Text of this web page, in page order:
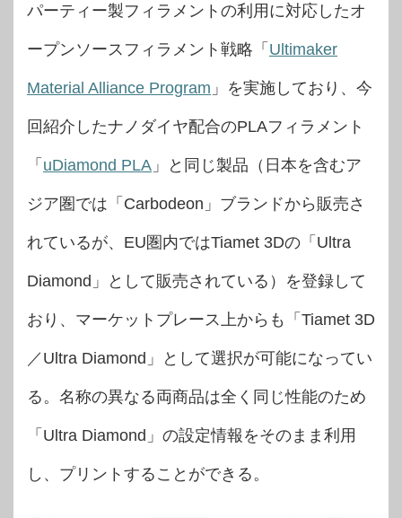
パーティー製フィラメントの利用に対応したオ
ープンソースフィラメント戦略「 Ultimaker
Material Alliance Program 」を実施しており、今
回紹介したナノダイヤ配合のPLAフィラメント
「 uDiamond PLA 」と同じ製品（日本を含むア
ジア圏では「Carbodeon」ブランドから販売さ
れているが、EU圏内ではTiamet 3Dの「Ultra
Diamond」として販売されている）を登録して
おり、マーケットプレース上からも「Tiamet 3D
／Ultra Diamond」として選択が可能になってい
る。名称の異なる両商品は全く同じ性能のため
「Ultra Diamond」の設定情報をそのまま利用
し、プリントすることができる。